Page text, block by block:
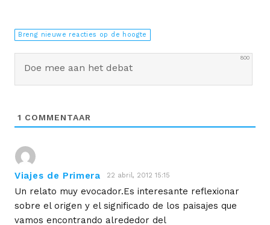
Breng nieuwe reacties op de hoogte
800
1 COMMENTAAR
Viajes de Primera 22 abril, 2012 15:15
Un relato muy evocador.Es interesante reflexionar
sobre el origen y el significado de los paisajes que
vamos encontrando alrededor del